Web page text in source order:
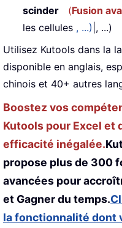
scinder
(Fusion
les cellules , ...) |, ...)
Utilisez Kutools dans la
disponible en anglais,
chinois et 40+ autres
Boostez vos
Kutools pour Excel et
efficacité inégalée.
propose plus de 300
avancées pour
et Gagner du temps.
la fonctionnalité dont